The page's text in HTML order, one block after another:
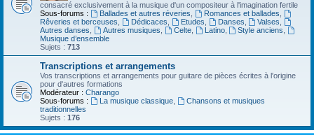
consacré exclusivement à la musique d'un compositeur à l'imagination fertile
Sous-forums :
Ballades et autres réveries Romances et ballades
Rêveries et berceuses
Dédicaces Etudes Danses Valses
Autres danses
Autres musiques Celte, Latino, Style anciens
Musique d’ensemble
Sujets : 713
Transcriptions et arrangements
Vos transcriptions et arrangements pour guitare de pièces écrites à l'origine
pour d'autres formations
Modérateur : Charango
Sous-forums :
La musique classique,
Chansons et musiques
traditionnelles
Sujets : 176